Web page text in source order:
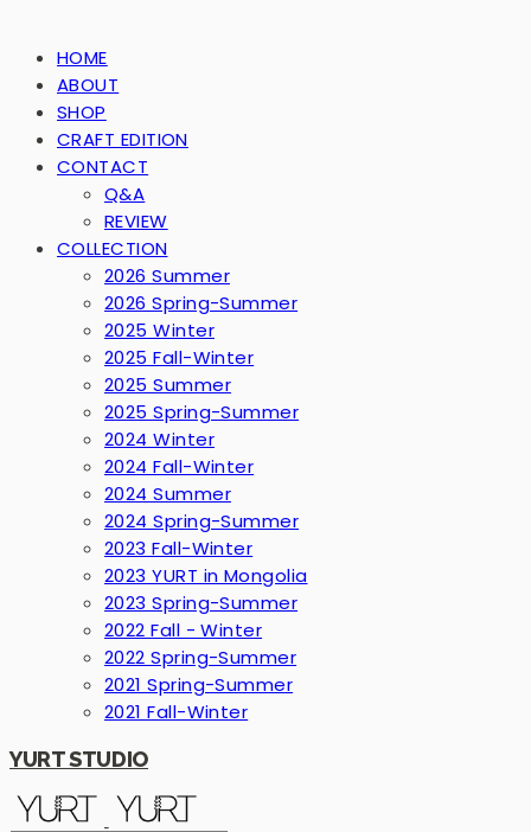
HOME
ABOUT
SHOP
CRAFT EDITION
CONTACT
Q&A
REVIEW
COLLECTION
2026 Summer
2026 Spring-Summer
2025 Winter
2025 Fall-Winter
2025 Summer
2025 Spring-Summer
2024 Winter
2024 Fall-Winter
2024 Summer
2024 Spring-Summer
2023 Fall-Winter
2023 YURT in Mongolia
2023 Spring-Summer
2022 Fall - Winter
2022 Spring-Summer
2021 Spring-Summer
2021 Fall-Winter
YURT STUDIO